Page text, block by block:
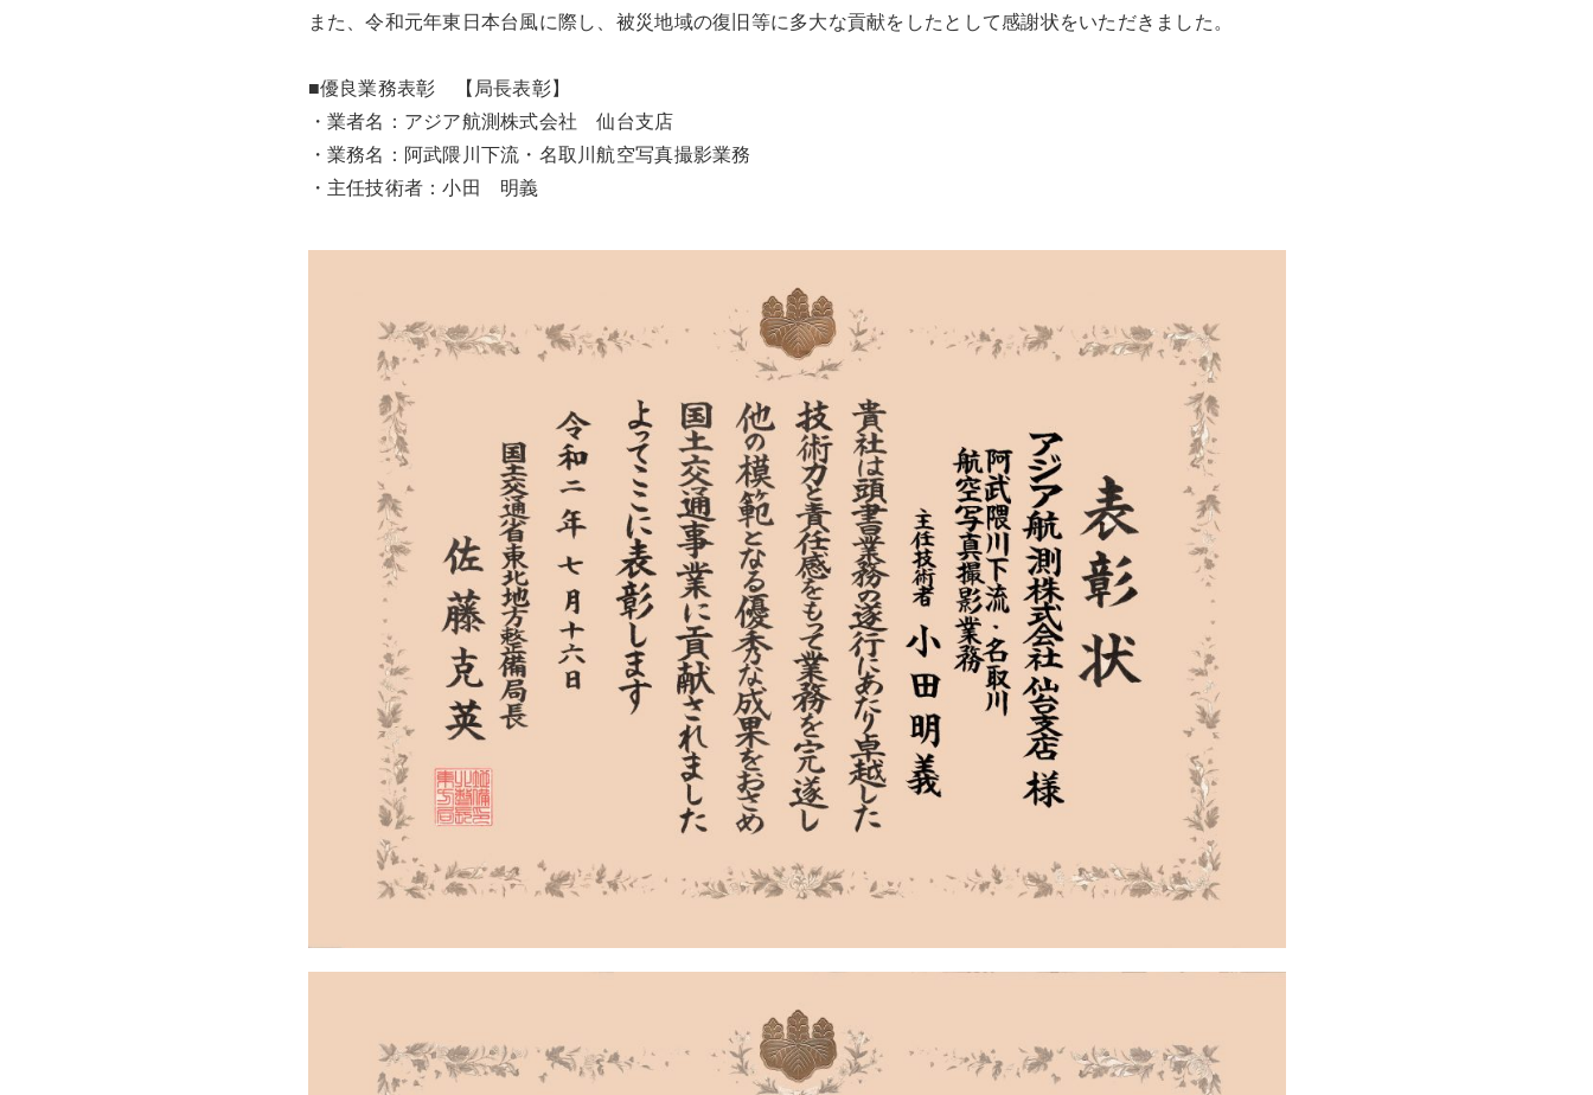
また、令和元年東日本台風に際し、被災地域の復旧等に多大な貢献をしたとして感謝状をいただきました。
■優良業務表彰 【局長表彰】
・業者名：アジア航測株式会社 仙台支店
・業務名：阿武隈川下流・名取川航空写真撮影業務
・主任技術者：小田 明義